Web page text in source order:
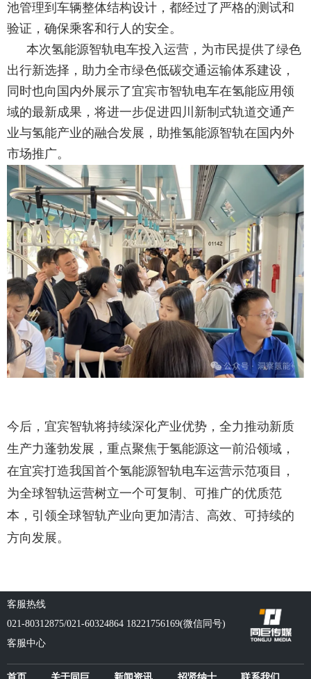
池管理到车辆整体结构设计，都经过了严格的测试和
验证，确保乘客和行人的安全。
本次氢能源智轨电车投入运营，为市民提供了绿色
出行新选择，助力全市绿色低碳交通运输体系建设，
同时也向国内外展示了宜宾市智轨电车在氢能应用领
域的最新成果，将进一步促进四川新制式轨道交通产
业与氢能产业的融合发展，助推氢能源智轨在国内外
市场推广。
今后，宜宾智轨将持续深化产业优势，全力推动新质
生产力蓬勃发展，重点聚焦于氢能源这一前沿领域，
在宜宾打造我国首个氢能源智轨电车运营示范项目，
为全球智轨运营树立一个可复制、可推广的优质范
本，引领全球智轨产业向更加清洁、高效、可持续的
方向发展。
客服热线
021-80312875/021-60324864 18221756169(微信同号)
客服中心